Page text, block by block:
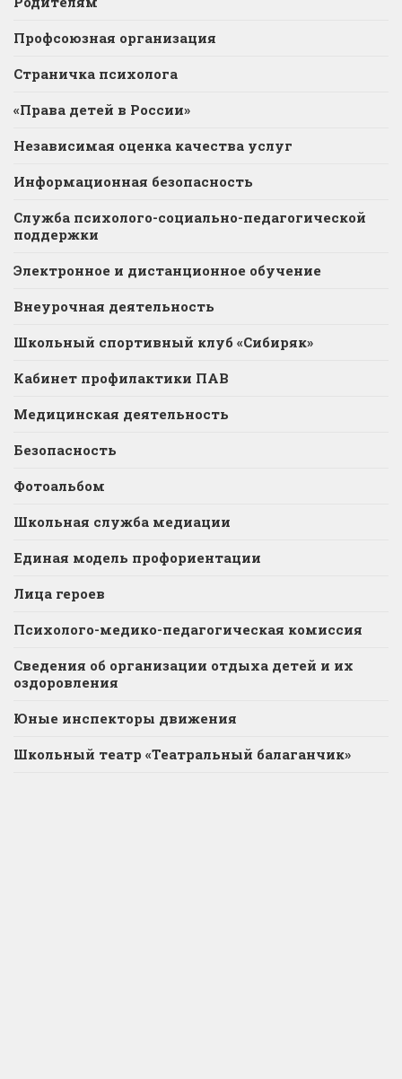
Профсоюзная организация
Страничка психолога
«Права детей в России»
Независимая оценка качества услуг
Информационная безопасность
Служба психолого-социально-педагогической
поддержки
Электронное и дистанционное обучение
Внеурочная деятельность
Школьный спортивный клуб «Сибиряк»
Кабинет профилактики ПАВ
Медицинская деятельность
Безопасность
Фотоальбом
Школьная служба медиации
Единая модель профориентации
Лица героев
Психолого-медико-педагогическая комиссия
Сведения об организации отдыха детей и их
оздоровления
Юные инспекторы движения
Школьный театр «Театральный балаганчик»